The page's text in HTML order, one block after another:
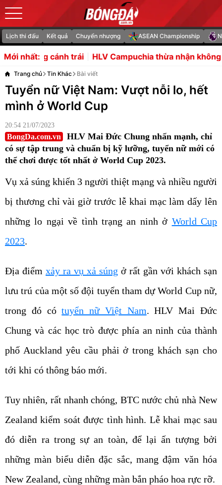
Lịch thi đấu Kết quả Chuyển nhượng ASEAN Championship
Mới nhất:
trái HLV Campuchia thừa nhận không tìm thấy điểm
Trang chủ Tin Khác Bài viết
Tuyển nữ Việt Nam: Vượt nỗi lo, hết
mình ở World Cup
20:54 21/07/2023
BongDa.com.vn
HLV Mai Đức Chung nhấn mạnh, chỉ
có sự tập trung và chuẩn bị kỹ lưỡng, tuyển nữ mới có
thể chơi được tốt nhất ở World Cup 2023.
Vụ xả súng khiến 3 người thiệt mạng và nhiều người
bị thương chỉ vài giờ trước lễ khai mạc làm dấy lên
những lo ngại về tình trạng an ninh ở World Cup
2023.
Địa điểm xảy ra vụ xả súng ở rất gần với khách sạn
lưu trú của một số đội tuyển tham dự World Cup nữ,
trong đó cótuyển nữ Việt Nam. HLV Mai Đức
Chung và các học trò được phía an ninh của thành
phố Auckland yêu cầu phải ở trong khách sạn cho
tới khi có thông báo mới.
Tuy nhiên, rất nhanh chóng, BTC nước chủ nhà New
Zealand kiểm soát được tình hình. Lễ khai mạc sau
đó diễn ra trong sự an toàn, để lại ấn tượng bởi
những màn biểu diễn đặc sắc, mang đậm văn hóa
New Zealand, cùng những màn bắn pháo hoa rực rỡ.